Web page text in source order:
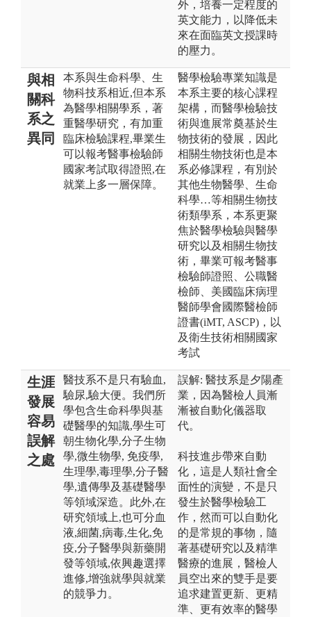
外，培養一定程度的
英文能力，以降低未
來在面臨英文授課時
的壓力。
與相
關科
系之
異同
本系與生命科學、生
物科技系相近,但本系
為醫學相關學系，著
重醫學研究，有加重
臨床檢驗課程,畢業生
可以報考醫事檢驗師
國家考試取得證照,在
就業上多一層保障。
醫學檢驗專業知識是
本系主要的核心課程
架構，而醫學檢驗技
術與進展常奠基於生
物技術的發展，因此
相關生物技術也是本
系必修課程，有別於
其他生物醫學、生命
科學…等相關生物技
術類學系，本系更聚
焦於醫學檢驗與醫學
研究以及相關生物技
術，畢業可報考醫事
檢驗師證照、公職醫
檢師、美國臨床病理
醫師學會國際醫檢師
證書(iMT, ASCP)，以
及衛生技術相關國家
考試
生涯
發展
容易
誤解
之處
醫技系不是只有驗血,
驗尿,驗大便。我們所
學包含生命科學與基
礎醫學的知識,學生可
朝生物化學,分子生物
學,微生物學, 免疫學,
生理學,毒理學,分子醫
學,遺傳學及基礎醫學
等領域深造。此外,在
研究領域上,也可分血
液,細菌,病毒,生化,免
疫,分子醫學與新藥開
發等領域,依興趣選擇
進修,增強就學與就業
的競爭力。
誤解: 醫技系是夕陽產
業，因為醫檢人員漸
漸被自動化儀器取
代。
科技進步帶來自動
化，這是人類社會全
面性的演變，不是只
發生於醫學檢驗工
作，然而可以自動化
的是常規的事物，隨
著基礎研究以及精準
醫療的進展，醫檢人
員空出來的雙手是要
追求建置更新、更精
準、更有效率的醫學